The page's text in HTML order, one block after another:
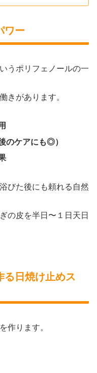
ワー
うポリフェノールの一
きがあります。
のケアにも◎）
びた後にも頼れる自然
の皮を半日〜１日天日
る日焼け止めス
作ります。